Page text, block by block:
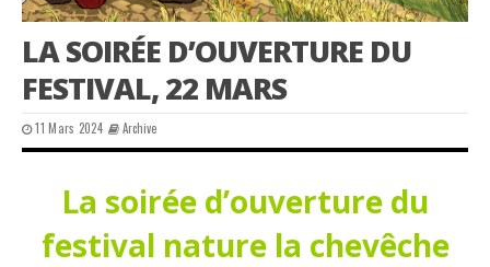
LA SOIRÉE D’OUVERTURE DU
FESTIVAL, 22 MARS
11 Mars 2024 Archive
La soirée d’ouverture du
festival nature la chevêche